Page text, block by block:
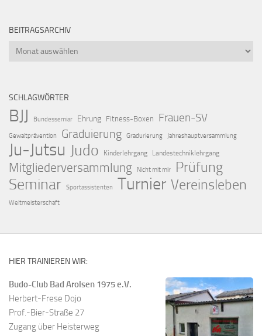
BEITRAGSARCHIV
Beitragsarchiv
SCHLAGWÖRTER
BJJ Bundessemiar Ehrung Fitness-Boxen Frauen-SV
Gewaltprävention Graduierung Gradurierung Jahreshauptversammlung
Ju-Jutsu Judo Kinderlehrgang Landestechniklehrgang
Mitgliederversammlung Nicht mit mir Prüfung
Seminar Sportassistenten Turnier Vereinsleben
Weltmeisterschaft
HIER TRAINIEREN WIR:
Budo-Club Bad Arolsen 1975 e.V.
Herbert-Frese Dojo
Prof.-Bier-Straße 27
Zugang über Heisterweg